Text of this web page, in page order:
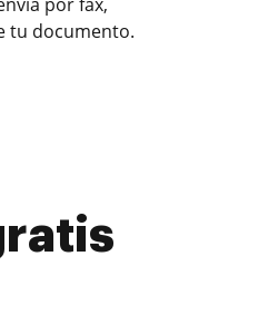
tu documento.